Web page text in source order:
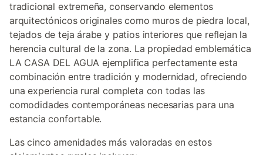
tradicional extremeña, conservando elementos
arquitectónicos originales como muros de piedra local,
tejados de teja árabe y patios interiores que reflejan la
herencia cultural de la zona. La propiedad emblemática
LA CASA DEL AGUA ejemplifica perfectamente esta
combinación entre tradición y modernidad, ofreciendo
una experiencia rural completa con todas las
comodidades contemporáneas necesarias para una
estancia confortable.
Las cinco amenidades más valoradas en estos